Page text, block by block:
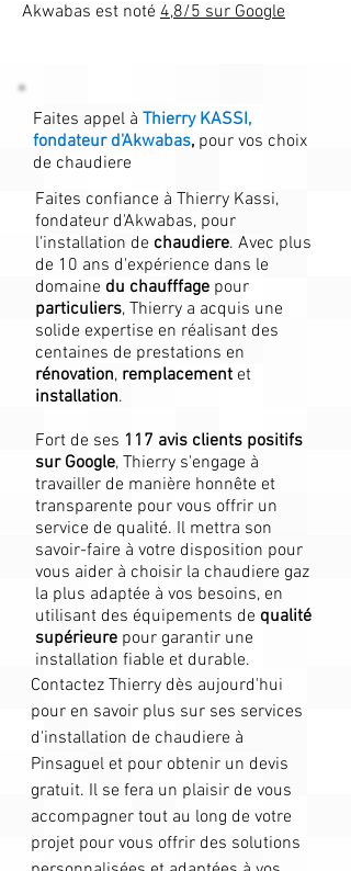
Akwabas est noté 4,8/5 sur Google
Faites appel à Thierry KASSI,
fondateur d'Akwabas, pour vos choix
de chaudiere
Faites confiance à Thierry Kassi,
fondateur d'Akwabas, pour
l'installation de chaudiere. Avec plus
de 10 ans d'expérience dans le
domaine du chaufffage pour
particuliers, Thierry a acquis une
solide expertise en réalisant des
centaines de prestations en
rénovation, remplacement et
installation.
Fort de ses 117 avis clients positifs
sur Google, Thierry s'engage à
travailler de manière honnête et
transparente pour vous offrir un
service de qualité. Il mettra son
savoir-faire à votre disposition pour
vous aider à choisir la chaudiere gaz
la plus adaptée à vos besoins, en
utilisant des équipements de qualité
supérieure pour garantir une
installation fiable et durable.​
Contactez Thierry dès aujourd'hui
pour en savoir plus sur ses services
d'installation de chaudiere à
Pinsaguel et pour obtenir un devis
gratuit. Il se fera un plaisir de vous
accompagner tout au long de votre
projet pour vous offrir des solutions